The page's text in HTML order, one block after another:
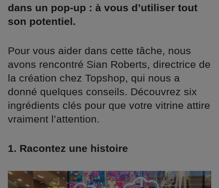
dans un pop-up : à vous d’utiliser tout
son potentiel.
Pour vous aider dans cette tâche, nous
avons rencontré Sian Roberts, directrice de
la création chez Topshop, qui nous a
donné quelques conseils. Découvrez six
ingrédients clés pour que votre vitrine attire
vraiment l’attention.
1. Racontez une histoire